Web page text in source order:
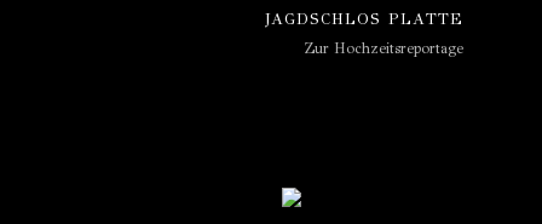
JAGDSCHLOS PLATTE
Zur Hochzeitsreportage